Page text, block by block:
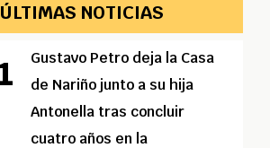
ÚLTIMAS NOTICIAS
Gustavo Petro deja la Casa
de Nariño junto a su hija
Antonella tras concluir
cuatro años en la